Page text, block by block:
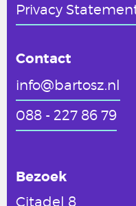
Privacy
Contact
info@bartosz.nl
088 - 227 86 79
Bezoek
Citadel 8